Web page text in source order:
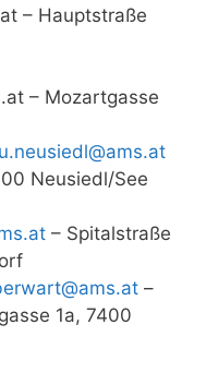
– Hauptstraße
– Mozartgasse
Neusiedl/See
– Spitalstraße
–
1a, 7400